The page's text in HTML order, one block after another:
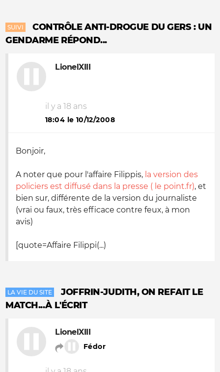
SUIVI
CONTRÔLE ANTI-DROGUE DU GERS : UN
GENDARME RÉPOND...
LionelXIII
il y a 18 ans
18:04 le 10/12/2008
Bonjoir,
A noter que pour l'affaire Filippis, la version des
policiers est diffusé dans la presse ( le point.fr), et
bien sur, différente de la version du journaliste
(vrai ou faux, très efficace contre feux, à mon
avis)
[quote=Affaire Filippi(...)
LA VIE DU SITE
JOFFRIN-JUDITH, ON REFAIT LE
MATCH...À L'ÉCRIT
LionelXIII
Fédor